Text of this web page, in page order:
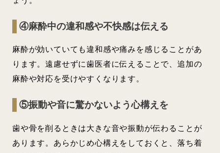
④麻酔中の違和感や不快感は伝える
麻酔が効いていても違和感や痛みを感じることがあ
ります。遠慮せずに歯医者に伝えることで、追加の
麻酔や対応を受けやすくなります。
⑤振動や音に驚かないよう心構えを
歯や骨を削るときは大きな音や振動が伝わることが
あります。あらかじめ心構えをしておくと、落ち着